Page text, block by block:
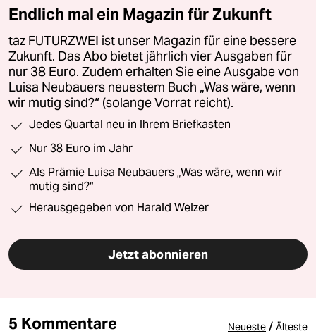
Endlich mal ein Magazin für Zukunft
taz FUTURZWEI ist unser Magazin für eine bessere
Zukunft. Das Abo bietet jährlich vier Ausgaben für
nur 38 Euro. Zudem erhalten Sie eine Ausgabe von
Luisa Neubauers neuestem Buch „Was wäre, wenn
wir mutig sind?“ (solange Vorrat reicht).
Jedes Quartal neu in Ihrem Briefkasten
Nur 38 Euro im Jahr
Als Prämie Luisa Neubauers „Was wäre, wenn wir
mutig sind?“
Herausgegeben von Harald Welzer
Jetzt abonnieren
5 Kommentare Neueste / Älteste